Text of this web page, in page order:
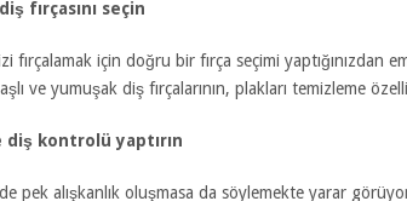
fırçasını seçin
fırçalamak için doğru bir fırça seçimi yaptığınızdan
ve yumuşak diş fırçalarının, plakları temizleme
diş kontrolü yaptırın
pek alışkanlık oluşmasa da söylemekte yarar